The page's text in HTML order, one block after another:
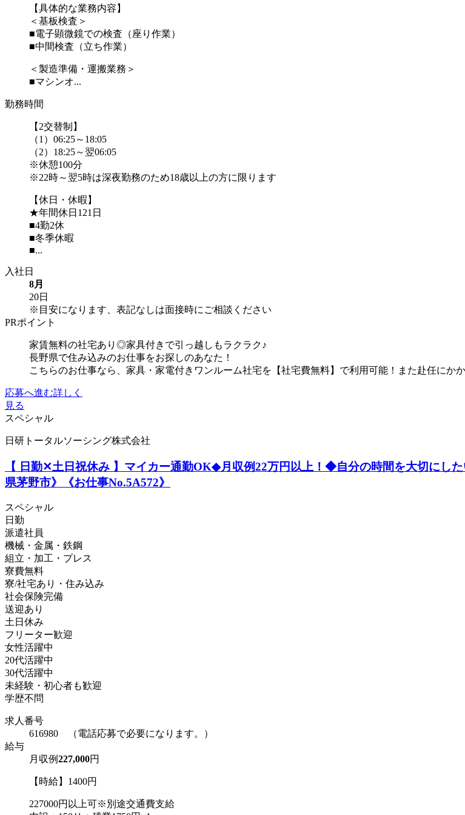
【具体的な業務内容】
＜基板検査＞
■電子顕微鏡での検査（座り作業）
■中間検査（立ち作業）
＜製造準備・運搬業務＞
■マシンオ...
勤務時間
【2交替制】
（1）06:25～18:05
（2）18:25～翌06:05
※休憩100分
※22時～翌5時は深夜勤務のため18歳以上の方に限ります
【休日・休暇】
★年間休日121日
■4勤2休
■冬季休暇
■...
入社日
8月
20日
※目安になります、表記なしは面接時にご相談ください
PRポイント
家賃無料の社宅あり◎家具付きで引っ越しもラクラク♪
長野県で住み込みのお仕事をお探しのあなた！
こちらのお仕事なら、家具・家電付きワンルーム社宅を【社宅費無料】で利用可能！また赴任にか
応募へ進む詳しく
見る
スペシャル
日研トータルソーシング株式会社
【 日勤✕土日祝休み 】マイカー通勤OK◆月収例22万円以上！◆自分の時間を大切にし
県茅野市》《お仕事No.5A572》
スペシャル
日勤
派遣社員
機械・金属・鉄鋼
組立・加工・プレス
寮費無料
寮/社宅あり・住み込み
社会保険完備
送迎あり
土日休み
フリーター歓迎
女性活躍中
20代活躍中
30代活躍中
未経験・初心者も歓迎
学歴不問
求人番号
616980 （電話応募で必要になります。）
給与
月収例227,000円
【時給】1400円
227000円以上可※別途交通費支給